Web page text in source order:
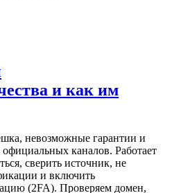
и как им
невозможные гарантии и
каналов. Работает
сверить источник, не
и включить
(2FA). Проверяем домен,